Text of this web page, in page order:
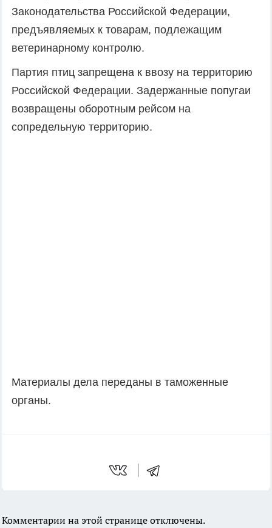
Законодательства Российской Федерации,
предъявляемых к товарам, подлежащим
ветеринарному контролю.
Партия птиц запрещена к ввозу на территорию
Российской Федерации. Задержанные попугаи
возвращены оборотным рейсом на
сопредельную территорию.
Материалы дела переданы в таможенные
органы.
Комментарии на этой странице отключены.